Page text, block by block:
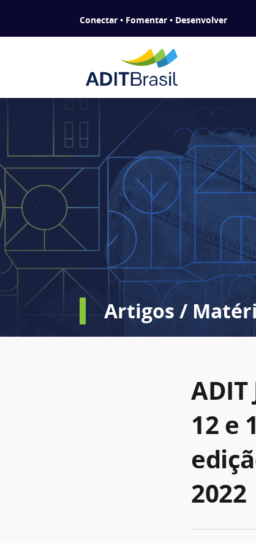
Conectar • Fomentar • Desenvolver
Artigos /
12 e
2022